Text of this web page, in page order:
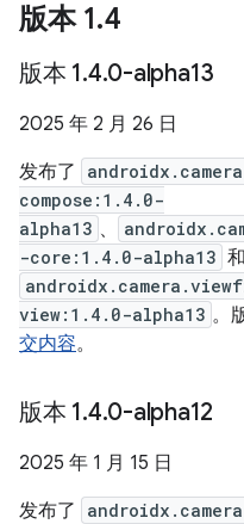
版本 1.4
版本 1.4.0-alpha13
2025 年 2 月 26 日
发布了
compose:1.4.0-
alpha13 、
-core:1.4.0-alpha13 和
view:1.4.0-alpha13 。
交内容。
版本 1.4.0-alpha12
2025 年 1 月 15 日
发布了